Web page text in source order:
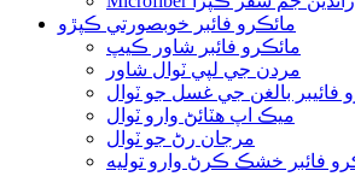
مائڪرو فائبر خوبصورتي ڪپڙو
مائڪرو فائبر شاور ڪيپ
مردن جي لپي ٽوال شاور
بالغن جي غسل جو ٽوال
ميڪ اپ هٽائڻ وارو ٽوال
مرجان رڻ جو ٽوال
فائبر خشڪ ڪرڻ وارو توليه